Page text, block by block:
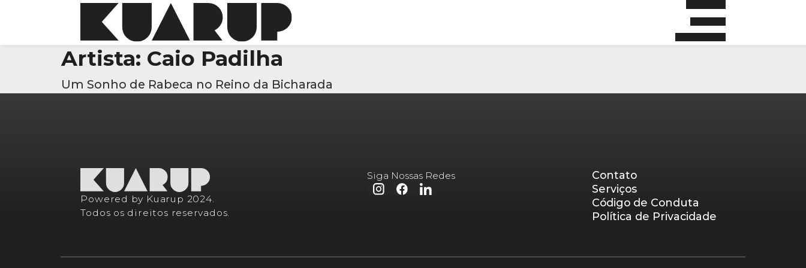
Artista: Caio Padilha
Um Sonho de Rabeca no Reino da Bicharada
Powered by Kuarup 2024.
Todos os direitos reservados.
Siga Nossas Redes
Contato
Serviços
Código de Conduta
Política de Privacidade